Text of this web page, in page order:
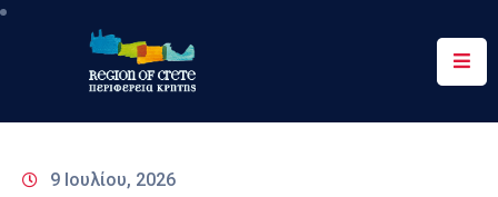
Περιφέρεια
9 Ιουλίου, 2026